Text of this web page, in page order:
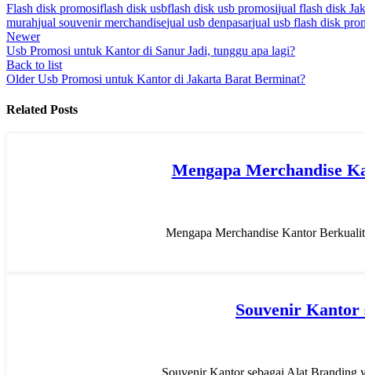
Flash disk promosiflash disk usbflash disk usb promosijual flash disk
murahjual souvenir merchandisejual usb denpasarjual usb flash disk
Newer
Usb Promosi untuk Kantor di Sanur Jadi, tunggu apa lagi?
Back to list
Older Usb Promosi untuk Kantor di Jakarta Barat Berminat?
Related Posts
Mengapa Merchandise
Mengapa Merchandise Kantor
Souvenir Kantor